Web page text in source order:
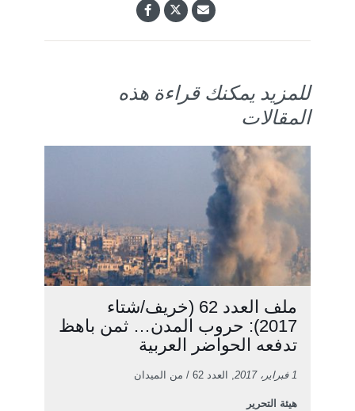
للمزيد يمكنك قراءة هذه
المقالات
ملف العدد 62 (خريف/شتاء
2017): حروب المدن… ثمن باهظ
تدفعه الحواضر العربية
1 فبراير، 2017 , العدد 62 / من الميدان
هيئة التحرير